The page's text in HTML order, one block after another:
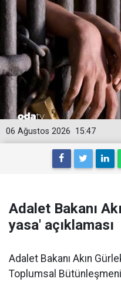
15:47
06 Ağustos 2026
Adalet Bakanı
yasa' açıklaması
Adalet Bakanı Akın
Toplumsal